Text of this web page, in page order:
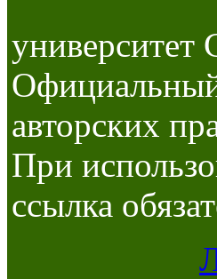
университет
авторских
При
ссылка